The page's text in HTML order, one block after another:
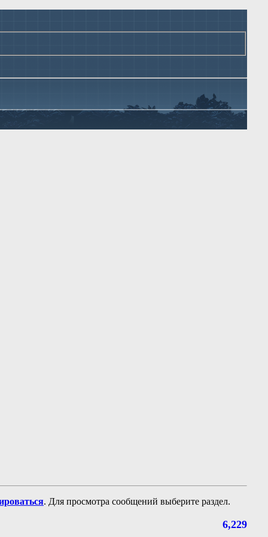
. Для просмотра сообщений выберите раздел.
6,229